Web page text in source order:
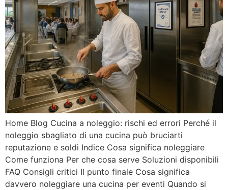
Home Blog Cucina a noleggio: rischi ed errori Perché il
noleggio sbagliato di una cucina può bruciarti
reputazione e soldi Indice Cosa significa noleggiare
Come funziona Per che cosa serve Soluzioni disponibili
FAQ Consigli critici Il punto finale Cosa significa
davvero noleggiare una cucina per eventi Quando si